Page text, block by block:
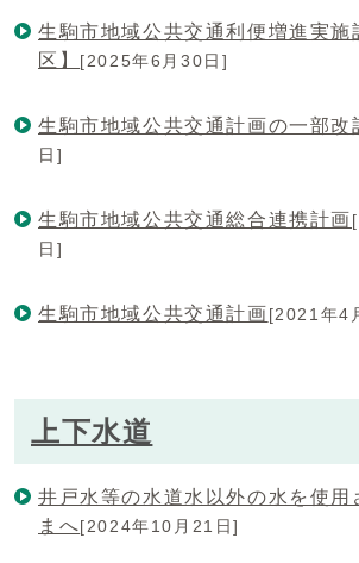
生駒市地域公共交通利便増進実施
区】 [2025年6月30日]
生駒市地域公共交通計画の一部改
日]
生駒市地域公共交通総合連携計画
日]
生駒市地域公共交通計画[2021年4
上下水道
井戸水等の水道水以外の水を使用
まへ[2024年10月21日]